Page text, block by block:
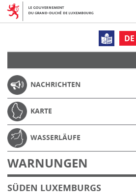
DE
NACHRICHTEN
KARTE
WASSERLÄUFE
WARNUNGEN
SÜDEN LUXEMBURGS